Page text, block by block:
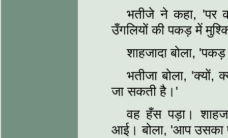
भतीजे ने कहा, 'पर
उँगलियों की पकड़ में
शाहजादा बोला,
भतीजा बोला, 'क्यों,
जा सकती है।'
वह हँस पड़ा।
आई। बोला, 'आप उसका